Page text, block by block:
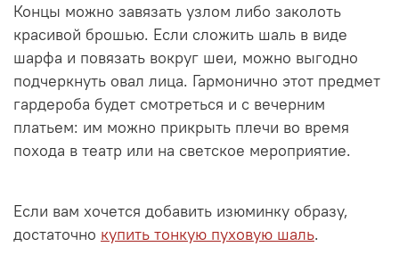
Концы можно завязать узлом либо заколоть
красивой брошью. Если сложить шаль в виде
шарфа и повязать вокруг шеи, можно выгодно
подчеркнуть овал лица. Гармонично этот предмет
гардероба будет смотреться и с вечерним
платьем: им можно прикрыть плечи во время
похода в театр или на светское мероприятие.
Если вам хочется добавить изюминку образу,
достаточно купить тонкую пуховую шаль.